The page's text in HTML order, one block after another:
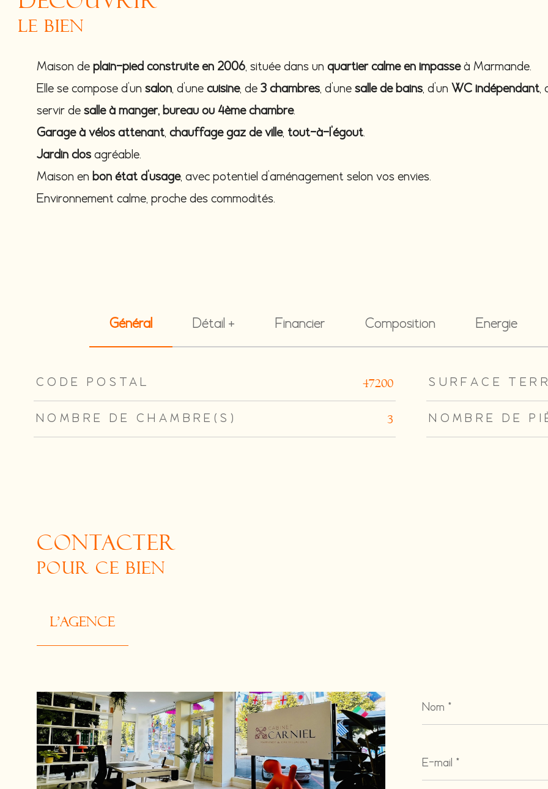
le bien
Maison de plain-pied construite en 2006, située dans un quartier calme en impasseà Marmande.
Elle se compose d’un salon, d’une cuisine, de 3 chambres, d’une salle de bains, d’un WC indépendant,
servir de salle à manger, bureau ou 4ème chambre.
Garage à vélos attenant, chauffage gaz de ville, tout-à-l’égout.
Jardin clos agréable.
Maison en bon état d’usage, avec potentiel d’aménagement selon vos envies.
Environnement calme, proche des commodités.
Général Détail + Financier Composition Energie
TRAD_ZEPHYR_Caracteristique
CODE POSTAL 47200 SURFACE
NOMBRE DE CHAMBRE(S) 3 NOMBRE DE
CONTACTER
POUR CE BIEN
L'agence
*
mail
*